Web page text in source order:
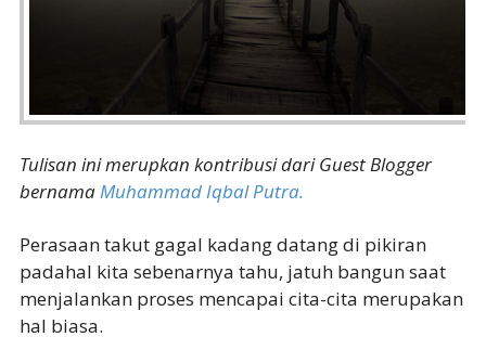
Tulisan ini merupkan kontribusi dari Guest Blogger
bernamaMuhammad Iqbal Putra.
Perasaan takut gagal kadang datang di pikiran
padahal kita sebenarnya tahu, jatuh bangun saat
menjalankan proses mencapai cita-cita merupakan
hal biasa.